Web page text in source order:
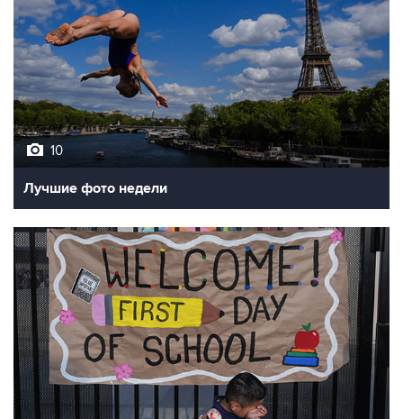
10
Лучшие фото недели